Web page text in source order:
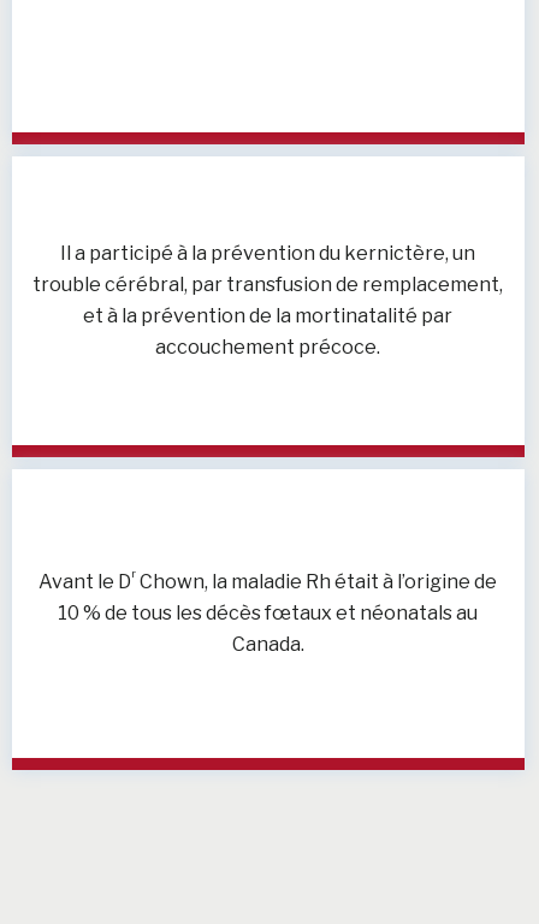
Il a participé à la prévention du kernictère, un
trouble cérébral, par transfusion de remplacement,
et à la prévention de la mortinatalité par
accouchement précoce.
Avant le Dr Chown, la maladie Rh était à l’origine de
10 % de tous les décès fœtaux et néonatals au
Canada.